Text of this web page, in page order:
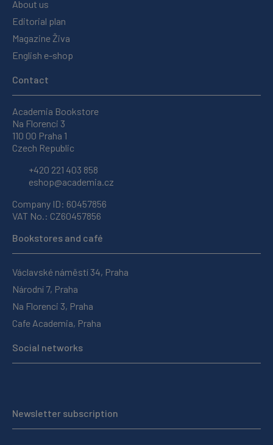
About us
Editorial plan
Magazine Živa
English e-shop
Contact
Academia Bookstore
Na Florenci 3
110 00 Praha 1
Czech Republic
+420 221 403 858
eshop@academia.cz
Company ID: 60457856
VAT No.: CZ60457856
Bookstores and café
Václavské náměstí 34, Praha
Národní 7, Praha
Na Florenci 3, Praha
Cafe Academia, Praha
Social networks
Newsletter subscription